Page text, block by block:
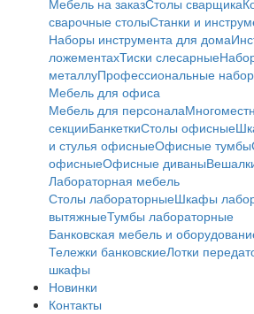
сварочные столыСтанки и
Наборы инструмента для дома
ложементахТиски слесарные
металлуПрофессиональные
Мебель для офиса
Мебель для персонала
секцииБанкеткиСтолы офисные
и стулья офисныеОфисные тумбы
офисныеОфисные диваны
Лабораторная мебель
Столы лабораторныеШкафы
вытяжныеТумбы лабораторные
Банковская мебель и
Тележки банковскиеЛотки
шкафы
Новинки
Контакты